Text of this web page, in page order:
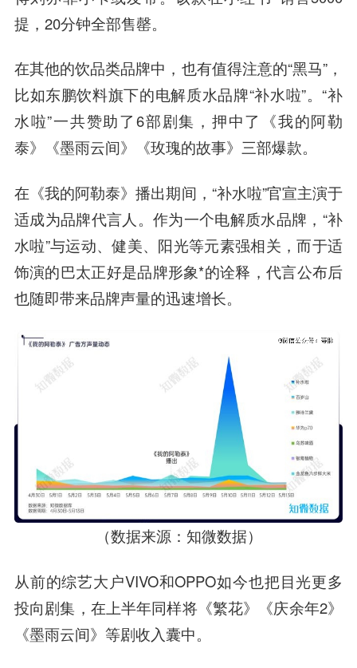
提，20分钟全部售罄。
在其他的饮品类品牌中，也有值得注意的“黑马”，
比如东鹏饮料旗下的电解质水品牌“补水啦”。“补
水啦”一共赞助了6部剧集，押中了《我的阿勒
泰》《墨雨云间》《玫瑰的故事》三部爆款。
在《我的阿勒泰》播出期间，“补水啦”官宣主演于
适成为品牌代言人。作为一个电解质水品牌，“补
水啦”与运动、健美、阳光等元素强相关，而于适
饰演的巴太正好是品牌形象*的诠释，代言公布后
也随即带来品牌声量的迅速增长。
（数据来源：知微数据）
从前的综艺大户VIVO和OPPO如今也把目光更多
投向剧集，在上半年同样将《繁花》《庆余年2》
《墨雨云间》等剧收入囊中。